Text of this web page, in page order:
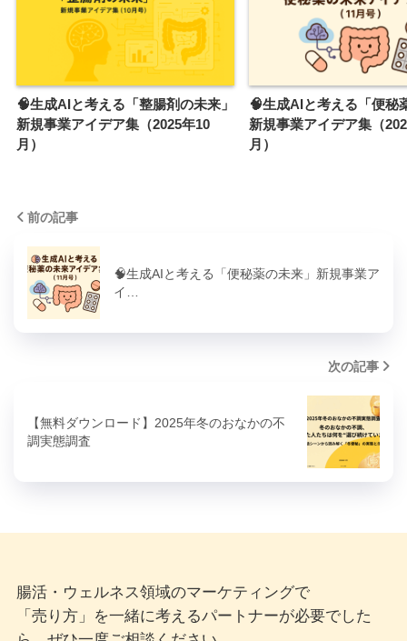
🧠生成AIと考える「整腸剤の未来」
新規事業アイデア集（2025年10
月）
🧠生成AIと考える「便秘
新規事業アイデア集（
月）
前の記事
🧠生成AIと考える「便秘薬の未来」新規事業ア
イ…
次の記事
【無料ダウンロード】2025年冬のおなかの不
調実態調査
腸活・ウェルネス領域のマーケティングで
「売り方」を一緒に考えるパートナーが必要でした